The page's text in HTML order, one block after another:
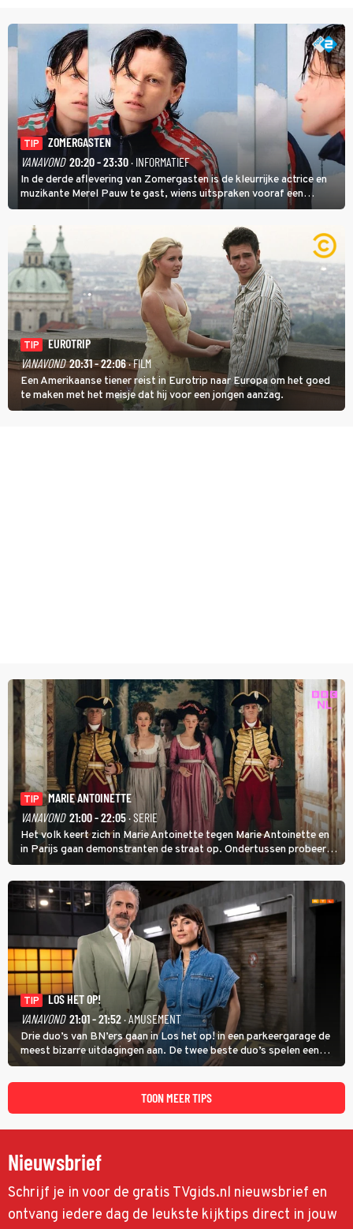
TIP
ZOMERGASTEN
VANAVOND 20:20 - 23:30· INFORMATIEF
In de derde aflevering van Zomergasten is de kleurrijke actrice en
muzikante Merel Pauw te gast, wiens uitspraken vooraf een
boeiende avond beloven: 'Mijn ideale televisieavond is zoals mijn
identiteit: grenzeloos, absurd en vol angsten'.
TIP
EUROTRIP
VANAVOND 20:31 - 22:06· FILM
Een Amerikaanse tiener reist in Eurotrip naar Europa om het goed
te maken met het meisje dat hij voor een jongen aanzag.
TIP
MARIE ANTOINETTE
VANAVOND 21:00 - 22:05· SERIE
Het volk keert zich in Marie Antoinette tegen Marie Antoinette en
in Parijs gaan demonstranten de straat op. Ondertussen probeert
Marie Antoinette landgoed Saint-Cloud te kopen. Ze wil daar haar
kinderen veilig laten opgroeien.
TIP
LOS HET OP!
VANAVOND 21:01 - 21:52· AMUSEMENT
Drie duo’s van BN’ers gaan in Los het op! in een parkeergarage de
meest bizarre uitdagingen aan. De twee beste duo’s spelen een
onderlinge finale. Met in deze aflevering onder anderen cabaretiers
Nabil Aoulad Ayad en Annick Boer.
TOON MEER TIPS
Nieuwsbrief
Schrijf je in voor de gratis TVgids.nl nieuwsbrief en
ontvang iedere dag de leukste kijktips direct in jouw